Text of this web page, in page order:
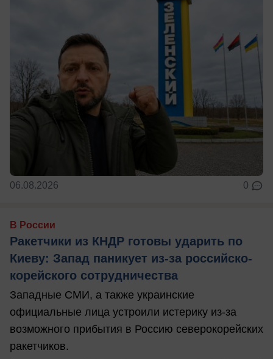
06.08.2026 0
В России
Ракетчики из КНДР готовы ударить по
Киеву: Запад паникует из-за российско-
корейского сотрудничества
Западные СМИ, а также украинские
официальные лица устроили истерику из-за
возможного прибытия в Россию северокорейских
ракетчиков.